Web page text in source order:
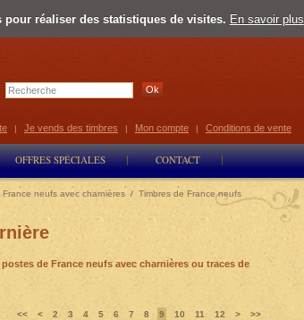
réaliser des statistiques de visites. En savoir plus
Select Language ▼
OFFRES SPÉCIALES CONTACT
| Je vends des timbres | Mon compte | Conditions de vente
France neufs avec charnières/ Timbres de France neufs
de France neufs avec charnières ou traces de
<< < 2 3 4 5 6 7 8 9 10 11 12 > >>